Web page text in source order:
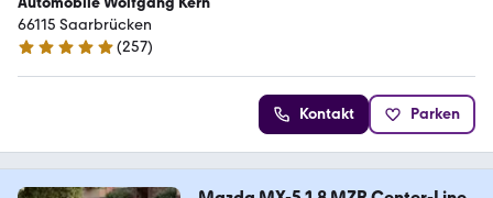
66115 Saarbrücken
4.9 Sterne
(257)
Kontakt Parken